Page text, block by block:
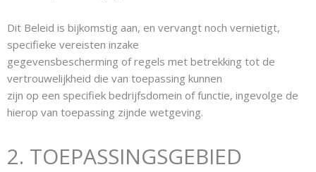
Dit Beleid is bijkomstig aan, en vervangt noch vernietigt,
specifieke vereisten inzake
gegevensbescherming of regels met betrekking tot de
vertrouwelijkheid die van toepassing kunnen
zijn op een specifiek bedrijfsdomein of functie, ingevolge de
hierop van toepassing zijnde wetgeving.
2. TOEPASSINGSGEBIED